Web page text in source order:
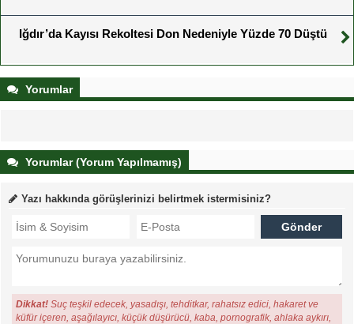
Iğdır’da Kayısı Rekoltesi Don Nedeniyle Yüzde 70 Düştü
Yorumlar
Yorumlar (Yorum Yapılmamış)
Yazı hakkında görüşlerinizi belirtmek istermisiniz?
Dikkat! Suç teşkil edecek, yasadışı, tehditkar, rahatsız edici, hakaret ve
küfür içeren, aşağılayıcı, küçük düşürücü, kaba, pornografik, ahlaka aykırı,